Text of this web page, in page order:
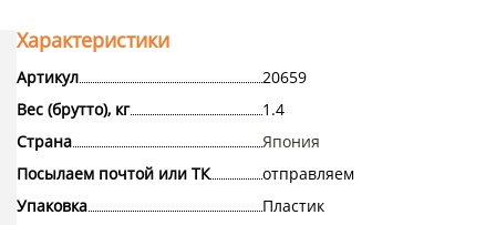
Характеристики
Артикул
20659
Вес (брутто), кг
1.4
Страна
Япония
Посылаем почтой или ТК
отправляем
Упаковка
Пластик